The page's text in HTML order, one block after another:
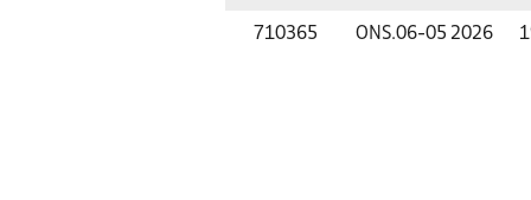
710365 ONS.06-05 2026